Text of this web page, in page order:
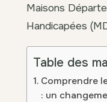
Maisons
Handicapées
Table des
Comprendre
: un